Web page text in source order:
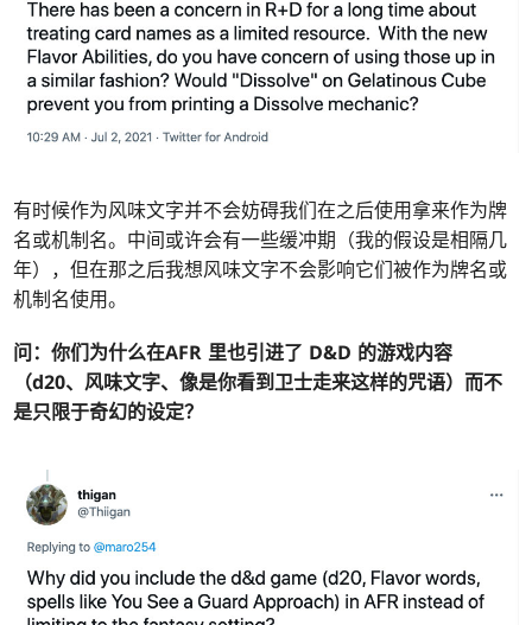
有时候作为风味文字并不会妨碍我们在之后使用拿来作为牌
名或机制名。中间或许会有一些缓冲期（我的假设是相隔几
年），但在那之后我想风味文字不会影响它们被作为牌名或
机制名使用。
问：你们为什么在AFR 里也引进了 D&D 的游戏内容
（d20、风味文字、像是你看到卫士走来这样的咒语）而不
是只限于奇幻的设定？